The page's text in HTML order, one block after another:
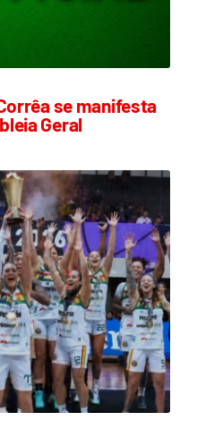
se manifesta
Geral